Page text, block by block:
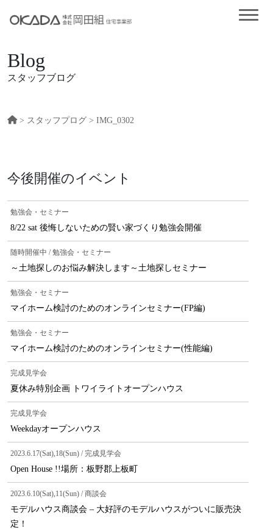
Blog
スタッフブログ
> スタッフプログ > IMG_0302
今後開催のイベント
勉強会・セミナー
8/22 sat 後悔しないための賢い家づくり勉強会開催
随時開催中 / 勉強会・セミナー
～土地探しのお悩み解決します～土地探しセミナー
勉強会・セミナー
マイホーム検討のためのオンラインセミナー(FP編)
勉強会・セミナー
マイホーム検討のためのオンラインセミナー(性能編)
完成見学会
夏休み特別企画 トワイライトオープンハウス
完成見学会
Weekdayオープンハウス
2023.6.17(Sat),18(Sun) / 完成見学会
Open House !!場所：板野郡上板町
2023.6.10(Sat),11(Sun) / 商談会
モデルハウス商談会 – 大好評のモデルハウスがついに販売決
定！